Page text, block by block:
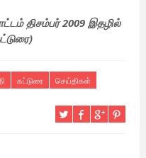
திசம்பர் 2009 இதழில்
கட்டுரை
செய்திகள்